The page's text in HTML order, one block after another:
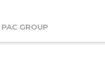
PAC GROUP